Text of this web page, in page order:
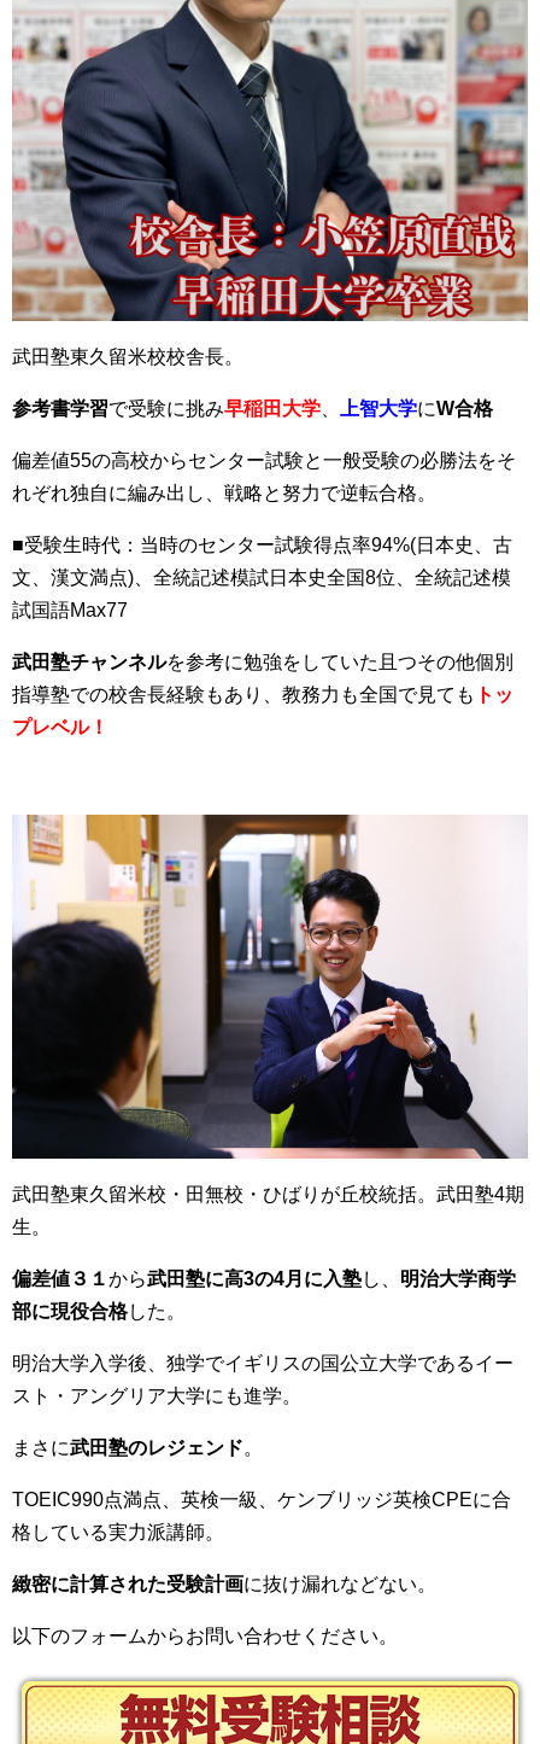
武田塾東久留米校校舎長。
参考書学習で受験に挑み早稲田大学 上智大学にW合格
偏差値55の高校からセンター試験と一般受験の必勝法をそ
れぞれ独自に編み出し、戦略と努力で逆転合格。
■受験生時代：当時のセンター試験得点率94%(日本史、古
文、漢文満点)、全統記述模試日本史全国8位、全統記述模
試国語Max77
武田塾チャンネルを参考に勉強をしていた且つその他個別
指導塾での校舎長経験もあり、教務力も全国で見ても トッ
プレベル！
武田塾東久留米校・田無校・ひばりが丘校統括。武田塾4期
生。
偏差値３１から武田塾に高3の4月に入塾し、 明治大学商学
部に現役合格した。
明治大学入学後、独学でイギリスの国公立大学であるイー
スト・アングリア大学にも進学。
まさに武田塾のレジェンド。
TOEIC990点満点、英検一級、ケンブリッジ英検CPEに合
格している実力派講師。
緻密に計算された受験計画に抜け漏れなどない。
以下のフォームからお問い合わせください。